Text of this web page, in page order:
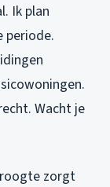
Ik plan
periode.
Wacht je
zorgt